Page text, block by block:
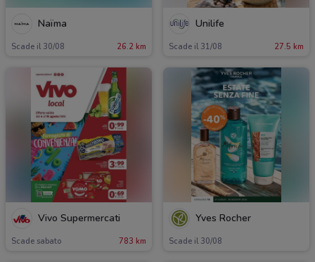
Naïma
Scade il 30/08 26.2 km
Unilife
Scade il 31/08 27.5 km
Vivo Supermercati
Scade sabato 783 km
Yves Rocher
Scade il 30/08